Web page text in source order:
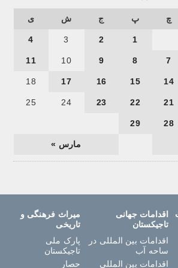
چ پ ج ش ی
مارس »
1
2
3
4
7
8
9
10
11
14
15
16
17
18
21
22
23
24
25
28
29
اقدامات جهانی
تاجیکستان
اقدامات بین المللی در
ساحه آب
اقدامات بین المللی
میراث فرهنگی و
تاریخی
پارک ملی
تاجیکستان
حصار